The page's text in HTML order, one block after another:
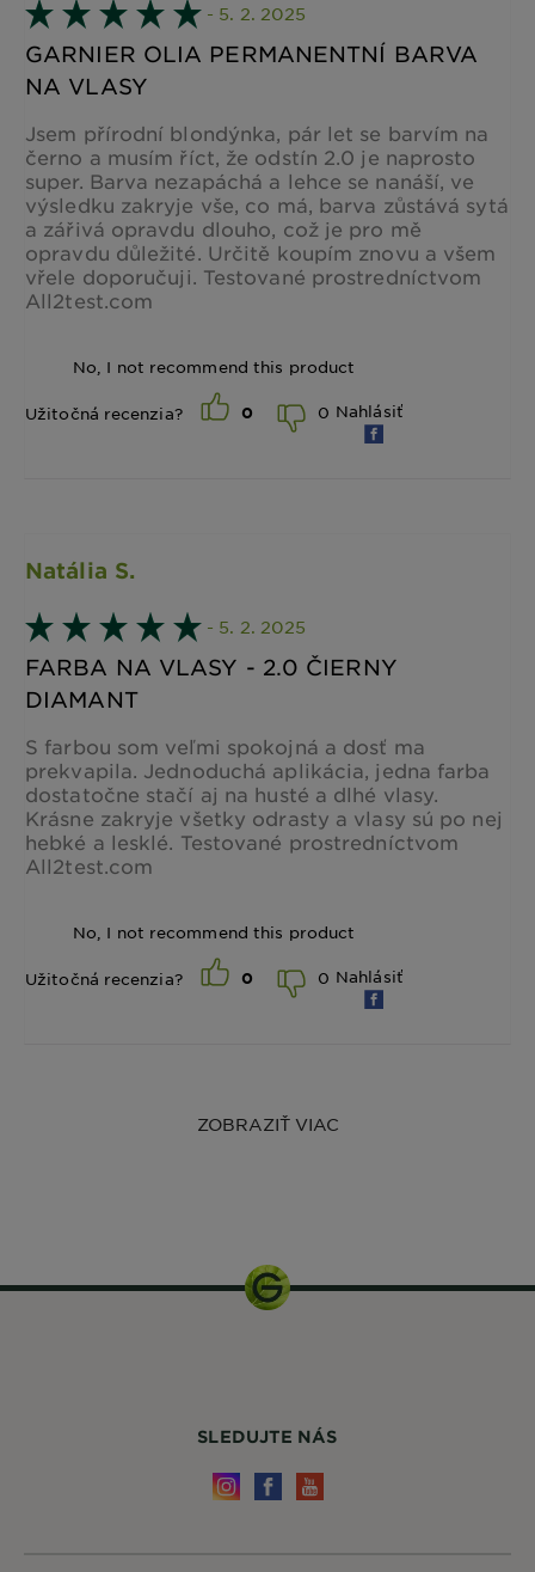
- 5. 2. 2025
GARNIER OLIA PERMANENTNÍ BARVA
NA VLASY
Jsem přírodní blondýnka, pár let se barvím na
černo a musím říct, že odstín 2.0 je naprosto
super. Barva nezapáchá a lehce se nanáší, ve
výsledku zakryje vše, co má, barva zůstává sytá
a zářivá opravdu dlouho, což je pro mě
opravdu důležité. Určitě koupím znovu a všem
vřele doporučuji. Testované prostredníctvom
All2test.com
No, I not recommend this product
Užitočná recenzia? 0 0 Nahlásiť
Natália S.
- 5. 2. 2025
FARBA NA VLASY - 2.0 ČIERNY
DIAMANT
S farbou som veľmi spokojná a dosť ma
prekvapila. Jednoduchá aplikácia, jedna farba
dostatočne stačí aj na husté a dlhé vlasy.
Krásne zakryje všetky odrasty a vlasy sú po nej
hebké a lesklé. Testované prostredníctvom
All2test.com
No, I not recommend this product
Užitočná recenzia? 0 0 Nahlásiť
ZOBRAZIŤ VIAC
SLEDUJTE NÁS